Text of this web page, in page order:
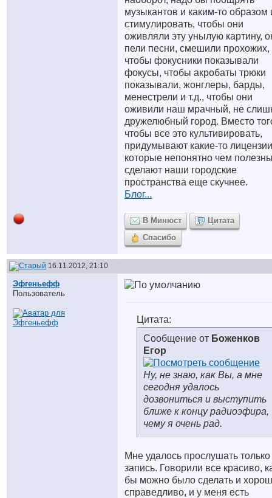
музыкантов и каким-то образом
стимулировать, чтобы они
оживляли эту унылую картину,
пели песни, смешили прохожих,
чтобы фокусники показывали
фокусы, чтобы акробаты трюки
показывали, жонглеры, барды,
менестрели и т.д., чтобы они
оживили наш мрачный, не
дружелюбный город. Вместо
чтобы все это культивировать,
придумывают какие-то
которые непонятно чем
сделают наши городские
пространства еще скучнее.
Блог...
В Минюст
Цитата
Спасибо
16.11.2012, 21:10
Эфгеньефф
Пользователь
Цитата:
Сообщение от Боженков
Егор
Ну, не знаю, как Вы, а мне
сегодня удалось
дозвониться и выступить
ближе к концу радиоэфира,
чему я очень рад.
Мне удалось прослушать только
запись. Говорили все красиво,
бы можно было сделать и
справедливо, и у меня есть